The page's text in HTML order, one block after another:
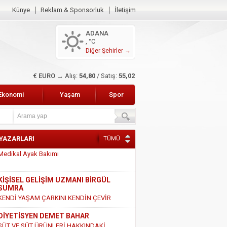
Künye Reklam & Sponsorluk İletişim
ADANA
, °C
Diğer Şehirler →
$ DOLAR → Alış: 47,47 / Satış: 47,66
Yaşam Spor
TÜMÜ
GELİŞİM UZMANI BİRGÜL
YAŞAM ÇARKINI KENDİN ÇEVİR
DEMET BAHAR
VE SÜT ÜRÜNLERİ HAKKINDAKİ